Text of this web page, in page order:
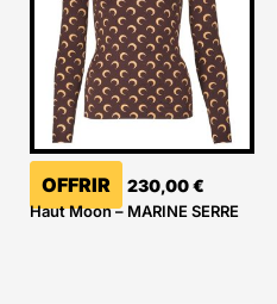
OFFRIR 230,00€
Haut Moon – MARINE SERRE